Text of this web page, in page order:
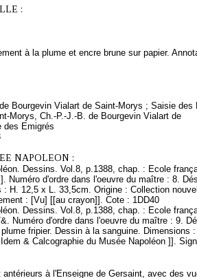
:
à la plume et encre brune sur papier.
Bourgevin Vialart de Saint-Morys ; Saisie des
Morys, Ch.-P.-J.-B. de Bourgevin Vialart de
des Emigrés
NAPOLEON :
Dessins. Vol.8, p.1388, chap. : Ecole
Numéro d'ordre dans l'oeuvre du maître : 8.
: H. 12,5 x L. 33,5cm. Origine : Collection
: [Vu] [[au crayon]]. Cote : 1DD40
Dessins. Vol.8, p.1388, chap. : Ecole
Numéro d'ordre dans l'oeuvre du maître : 9.
fripier. Dessin à la sanguine. Dimensions
& Calcographie du Musée Napoléon ]].
à l'Enseigne de Gersaint, avec des